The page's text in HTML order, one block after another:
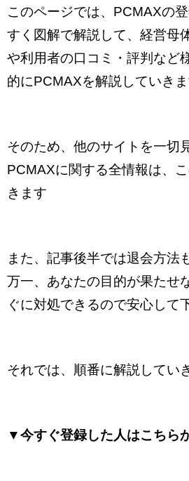
このページでは、PCMAXの
すく図解で解説して、経営母
や利用者の口コミ・評判など
的にPCMAXを解説していき
そのため、他のサイトを一切
PCMAXに関する全情報は、
きます
また、記事後半では退会方法
万一、あなたの目的が果たせ
ぐに対処できるので安心して
それでは、順番に解説してい
▼ 今すぐ登録した人はこちら